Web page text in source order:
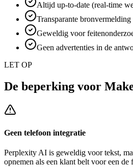
Altijd up-to-date (real-time
Transparante bronvermelding
Geweldig voor
Geen advertenties in de
LET OP
De beperking voor
Geen telefoon integratie
Perplexity AI is geweldig voor tekst,
opnemen als een klant belt voor een de